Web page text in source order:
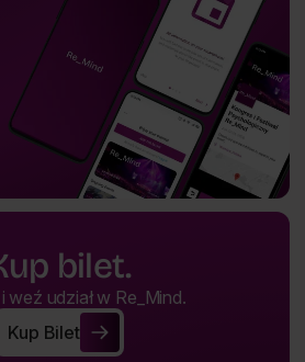
bilet.
weź udział w Re_Mind.
Kup Bilet
Kup Bilet